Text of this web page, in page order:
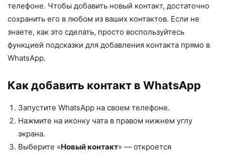
телефоне. Чтобы добавить новый контакт, достаточно
сохранить его в любом из ваших контактов. Если не
знаете, как это сделать, просто воспользуйтесь
функцией подсказки для добавления контакта прямо в
WhatsApp.
Как добавить контакт в WhatsApp
Запустите WhatsApp на своем телефоне.
Нажмите на иконку чата в правом нижнем углу
экрана.
Выберите «Новый контакт» — откроется